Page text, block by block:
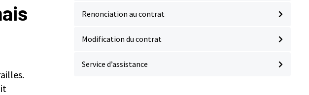
Renonciation au contrat
Modification du contrat
Service d’assistance